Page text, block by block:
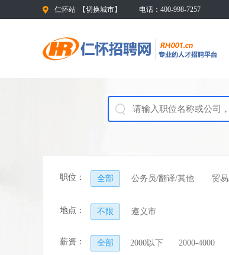
仁怀站 【切换城市】 电话：400-998-7257
职位： 全部 公务员/翻译/其他 贸
地点： 不限 遵义市
薪资： 全部 2000以下 2000-4000